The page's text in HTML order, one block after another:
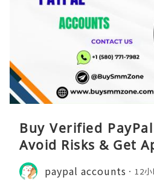
Buy Verified
Avoid Risks & Get
paypal accounts 12